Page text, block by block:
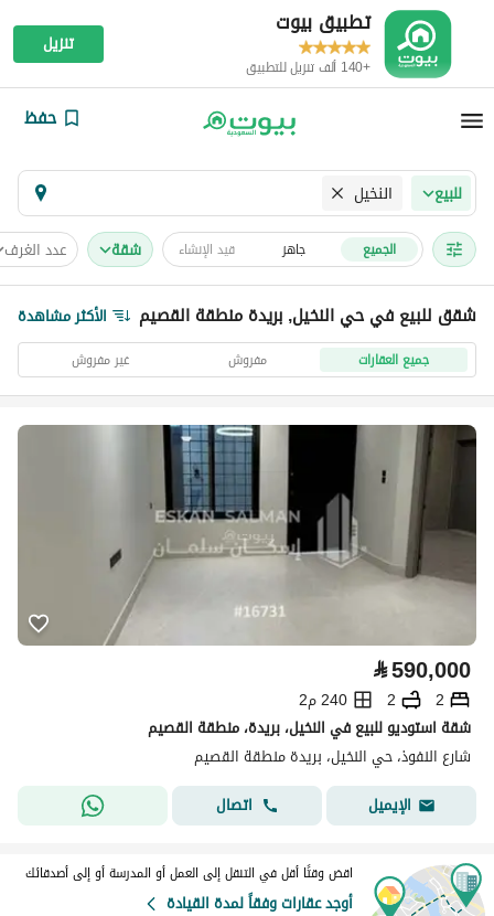
تطبيق بيوت
+140 ألف تنزيل للتطبيق
تنزيل
حفظ
للبيع النخيل
الجميع جاهز قيد الإنشاء شقة عدد الغرف
شقق للبيع في حي النخيل, بريدة منطقة القصيم الأكثر مشاهدة
جميع العقارات مفروش غير مفروش
⃁590,000
2
2
240 م2
شقة استوديو للبيع في النخيل، بريدة، منطقة القصيم
شارع النفوذ، حي النخيل، بريدة منطقة القصيم
الإيميل
اتصال
اقض وقتًا أقل في التنقل إلى العمل أو المدرسة أو إلى أصدقائك
أوجد عقارات وفقاً لمدة القيادة